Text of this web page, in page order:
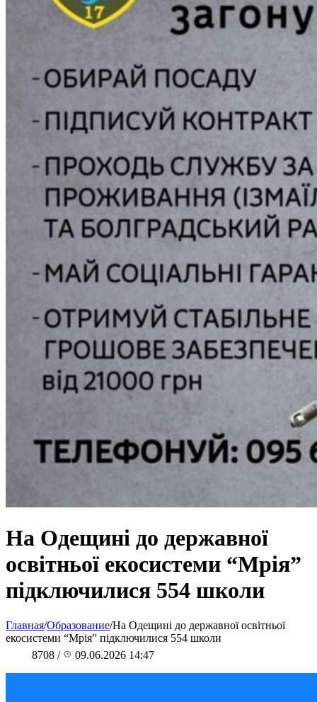
На Одещині до державної
освітньої екосистеми “Мрія”
підключилися 554 школи
Главная/Образование/На Одещині до державної освітньої
екосистеми “Мрія” підключилися 554 школи
8708 / 09.06.2026 14:47